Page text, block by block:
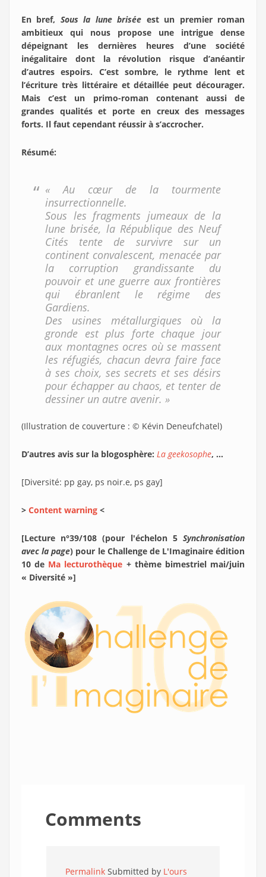
En bref, Sous la lune brisée est un premier roman
ambitieux qui nous propose une intrigue dense
dépeignant les dernières heures d’une société
inégalitaire dont la révolution risque d’anéantir
d’autres espoirs. C’est sombre, le rythme lent et
l’écriture très littéraire et détaillée peut décourager.
Mais c’est un primo-roman contenant aussi de
grandes qualités et porte en creux des messages
forts. Il faut cependant réussir à s’accrocher.
Résumé:
« Au cœur de la tourmente
insurrectionnelle.
Sous les fragments jumeaux de la
lune brisée, la République des Neuf
Cités tente de survivre sur un
continent convalescent, menacée par
la corruption grandissante du
pouvoir et une guerre aux frontières
qui ébranlent le régime des
Gardiens.
Des usines métallurgiques où la
gronde est plus forte chaque jour
aux montagnes ocres où se massent
les réfugiés, chacun devra faire face
à ses choix, ses secrets et ses désirs
pour échapper au chaos, et tenter de
dessiner un autre avenir. »
(Illustration de couverture : © Kévin Deneufchatel)
D’autres avis sur la blogosphère: La geekosophe, ...
[Diversité: pp gay, ps noir.e, ps gay]
> Content warning <
[Lecture n°39/108 (pour l'échelon 5 Synchronisation
avec la page) pour le Challenge de L'Imaginaire édition
10 de Ma lecturothèque + thème bimestriel mai/juin
« Diversité »]
Comments
Permalink Submitted by L'ours